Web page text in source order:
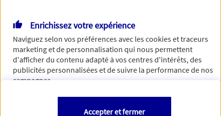
Si besoin, vous pouvez nous joindre via notre page de
contact.
> Nous contacter
Enrichissez votre expérience
Naviguez selon vos préférences avec lescookies et traceurs
marketing et de personnalisation qui nous permettent
d'afficher du contenu adapté à vos centres d'intérêts, des
publicités personnalisées et de suivre la performance de nos
campagnes.
Vous êtes libre de les accepter, de les refuser comme de
Accepter et fermer